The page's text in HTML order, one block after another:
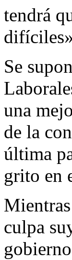
tendrá
Se
una
de la
última
grito en
culpa